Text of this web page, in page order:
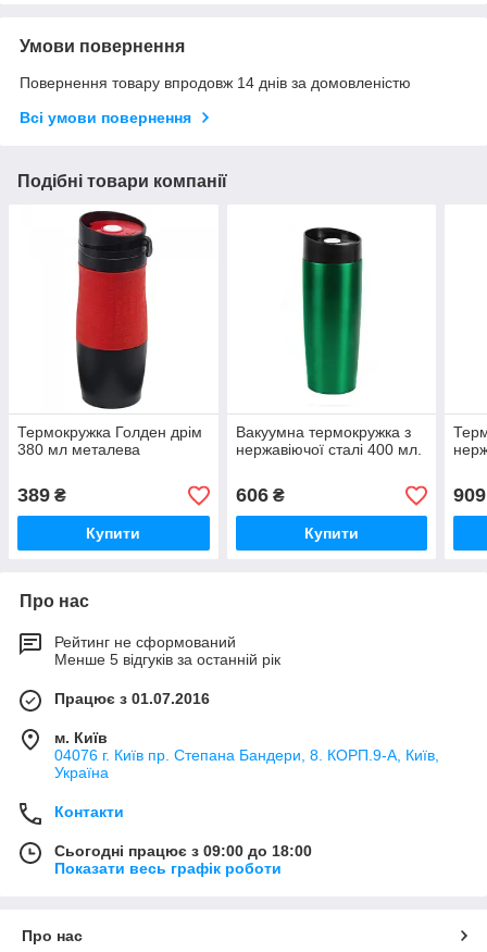
Умови повернення
Повернення товару впродовж 14 днів за домовленістю
Всі умови повернення
Подібні товари компанії
Термокружка Голден дрім
380 мл металева
389 ₴
Купити
Вакуумна термокружка з
нержавіючої сталі 400 мл.
606₴
Купити
909
Про нас
Рейтинг не сформований
Менше 5 відгуків за останній рік
Працює з 01.07.2016
м. Київ
04076 г. Київ пр. Степана Бандери, 8. КОРП.9-А, Київ,
Україна
Контакти
Сьогодні працює з 09:00 до 18:00
Показати весь графік роботи
Про нас